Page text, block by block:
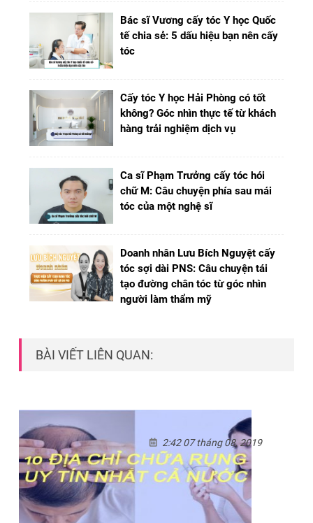
Bác sĩ Vương cấy tóc Y học Quốc
tế chia sẻ: 5 dấu hiệu bạn nên cấy
tóc
Cấy tóc Y học Hải Phòng có tốt
không? Góc nhìn thực tế từ khách
hàng trải nghiệm dịch vụ
Ca sĩ Phạm Trưởng cấy tóc hói
chữ M: Câu chuyện phía sau mái
tóc của một nghệ sĩ
Doanh nhân Lưu Bích Nguyệt cấy
tóc sợi dài PNS: Câu chuyện tái
tạo đường chân tóc từ góc nhìn
người làm thẩm mỹ
BÀI VIẾT LIÊN QUAN:
2:42 07 tháng 08, 2019